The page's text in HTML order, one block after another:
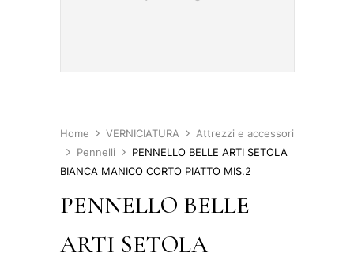
Home VERNICIATURA
Attrezzi e accessori
Pennelli
PENNELLO BELLE ARTI SETOLA
BIANCA MANICO CORTO PIATTO MIS.2
PENNELLO BELLE
ARTI SETOLA